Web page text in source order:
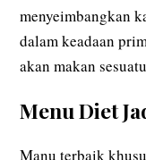
menyeimbangkan
dalam keadaan
akan makan
Menu Diet
Manu terbaik